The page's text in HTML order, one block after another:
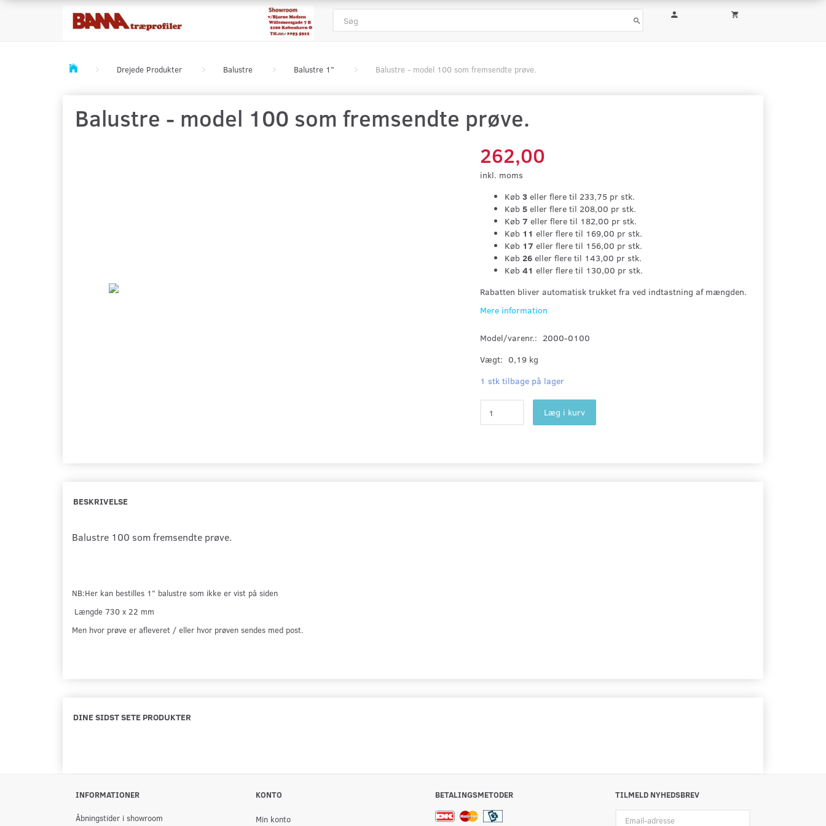
Drejede Produkter Balustre Balustre 1" Balustre - model 100 som fremsendte prøve.
Balustre - model 100 som fremsendte prøve.
262,00
inkl. moms
Køb3 eller flere til 233,75 pr stk.
Køb5 eller flere til 208,00 pr stk.
Køb7 eller flere til 182,00 pr stk.
Køb 11 eller flere til 169,00 pr stk.
Køb 17 eller flere til 156,00 pr stk.
Køb26 eller flere til 143,00 pr stk.
Køb41 eller flere til 130,00 pr stk.
Rabatten bliver automatisk trukket fra ved indtastning af mængden.
Mere information
Model/varenr.: 2000-0100
Vægt: 0,19 kg
1 stk tilbage på lager
Læg i kurv
BESKRIVELSE
Balustre 100 som fremsendte prøve.
NB:Her kan bestilles 1" balustre som ikke er vist på siden
Længde 730 x 22 mm
Men hvor prøve er afleveret / eller hvor prøven sendes med post.
DINE SIDST SETE PRODUKTER
INFORMATIONER
Åbningstider i showroom
KONTO
Min konto
BETALINGSMETODER
TILMELD NYHEDSBREV